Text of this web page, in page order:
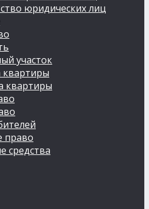
юридических лиц
участок
квартиры
квартиры
право
средства